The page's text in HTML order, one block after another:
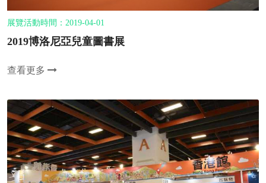
展覽活動時間：2019-04-01
2019博洛尼亞兒童圖書展
查看更多